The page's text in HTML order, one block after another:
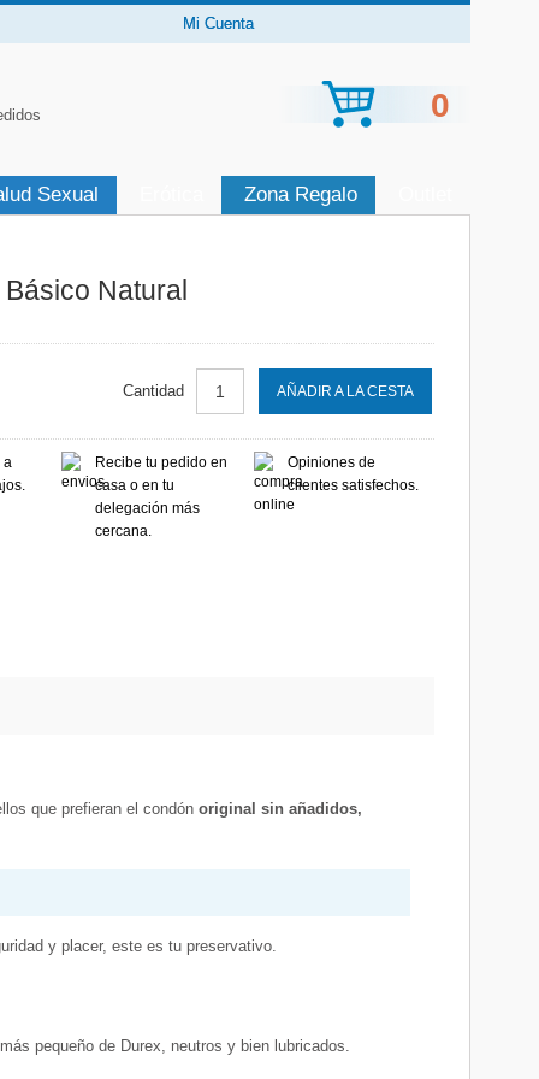
Zona Regalo
Sexual
Mi Cuenta
0
Natural
AÑADIR A LA CESTA
Cantidad
a
Recibe tu pedido en
casa o en tu
delegación más
cercana.
Opiniones de
clientes satisfechos.
que prefieran el condón original sin añadidos,
y placer, este es tu preservativo.
pequeño de Durex, neutros y bien lubricados.